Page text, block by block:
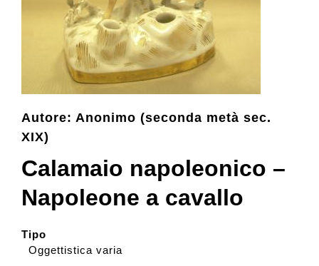
Collezione
Contatti e biglietti
Accessibilità
Cerca
Autore: Anonimo (seconda metà sec.
XIX)
Calamaio napoleonico –
Napoleone a cavallo
Tipo
Oggettistica varia